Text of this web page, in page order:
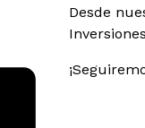
Desde